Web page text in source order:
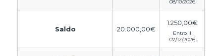
08/10/2026
Saldo 20.000,00€
1.250,00€
Entro il
07/12/2026